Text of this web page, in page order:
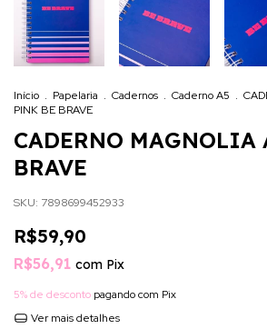
Início . Papelaria . Cadernos . Caderno A5 .
PINK BE BRAVE
CADERNO MAGNOLIA
BRAVE
SKU: 7898699452933
R$59,90
R$56,91 com Pix
5% de desconto pagando com Pix
Ver mais detalhes